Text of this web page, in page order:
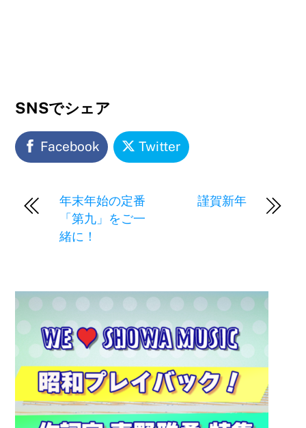
SNSでシェア
Facebook Twitter
年末年始の定番
「第九」をご一
緒に！
謹賀新年